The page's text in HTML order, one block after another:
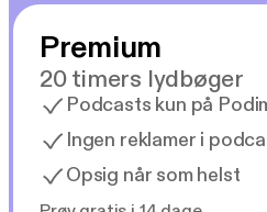
Premium
20 timers lydbøger
Podcasts kun på
Ingen reklamer i
Opsig når som helst